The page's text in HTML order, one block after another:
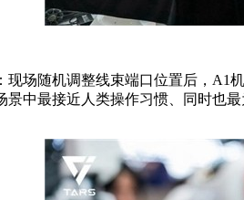
场随机调整线束端口位置后，A1
中最接近人类操作习惯、同时也最